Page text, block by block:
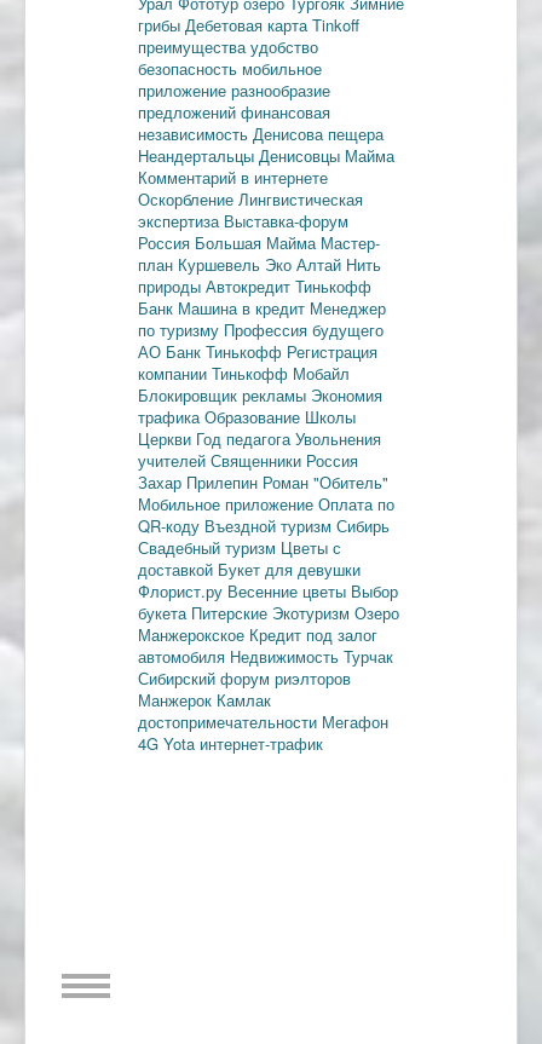
грибы Дебетовая карта Tinkoff
преимущества удобство
безопасность мобильное
приложение разнообразие
предложений финансовая
независимость Денисова пещера
Неандертальцы Денисовцы Майма
Комментарий в интернете
Оскорбление Лингвистическая
экспертиза Выставка-форум
Россия Большая Майма Мастер-
план Куршевель Эко Алтай Нить
природы Автокредит Тинькофф
Банк Машина в кредит Менеджер
по туризму Профессия будущего
АО Банк Тинькофф Регистрация
компании Тинькофф Мобайл
Блокировщик рекламы Экономия
трафика Образование Школы
Церкви Год педагога Увольнения
учителей Священники Россия
Захар Прилепин Роман "Обитель"
Мобильное приложение Оплата по
QR-коду Въездной туризм Сибирь
Свадебный туризм Цветы с
доставкой Букет для девушки
Флорист.ру Весенние цветы Выбор
букета Питерские Экотуризм Озеро
Манжерокское Кредит под залог
автомобиля Недвижимость Турчак
Сибирский форум риэлторов
Манжерок Камлак
достопримечательности Мегафон
4G Yota интернет-трафик